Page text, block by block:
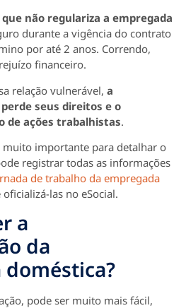
não regulariza a empregada
durante a vigência do contrato
por até 2 anos. Correndo,
financeiro.
relação vulnerável, a
seus direitos e o
de ações trabalhistas.
importante para detalhar o
registrar todas as informações
de trabalho da empregada
oficializá-las no eSocial.
a
da
pode ser muito mais fácil,